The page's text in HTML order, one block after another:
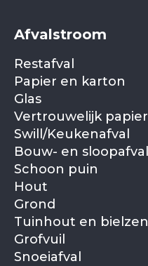
Afvalstroom
Restafval
Papier en karton
Glas
Vertrouwelijk papier
Swill/Keukenafval
Bouw- en sloopafval
Schoon puin
Hout
Grond
Tuinhout en bielzen
Grofvuil
Snoeiafval